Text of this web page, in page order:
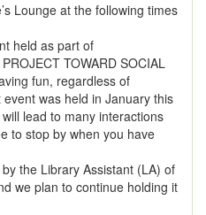
Lounge at the following times
held as part of
TOWARD SOCIAL
fun, regardless of
was held in January this
lead to many interactions
to stop by when you have
the Library Assistant (LA) of
we plan to continue holding it